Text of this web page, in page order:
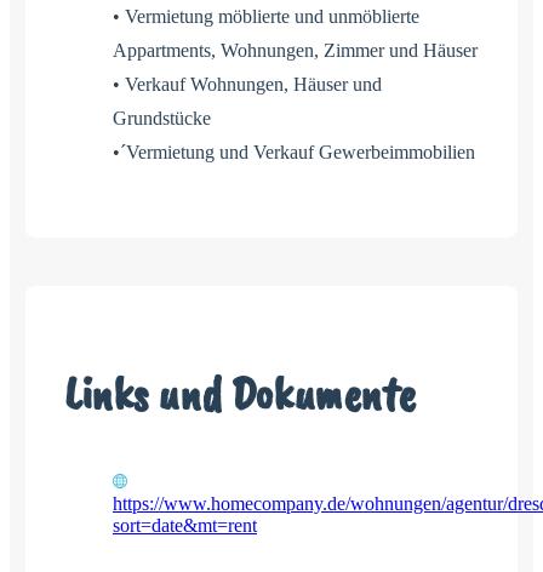
• Vermietung möblierte und unmöblierte
Appartments, Wohnungen, Zimmer und Häuser
• Verkauf Wohnungen, Häuser und
Grundstücke
•´Vermietung und Verkauf Gewerbeimmobilien
Links und Dokumente
https://www.homecompany.de/wohnungen/agentur/
sort=date&mt=rent